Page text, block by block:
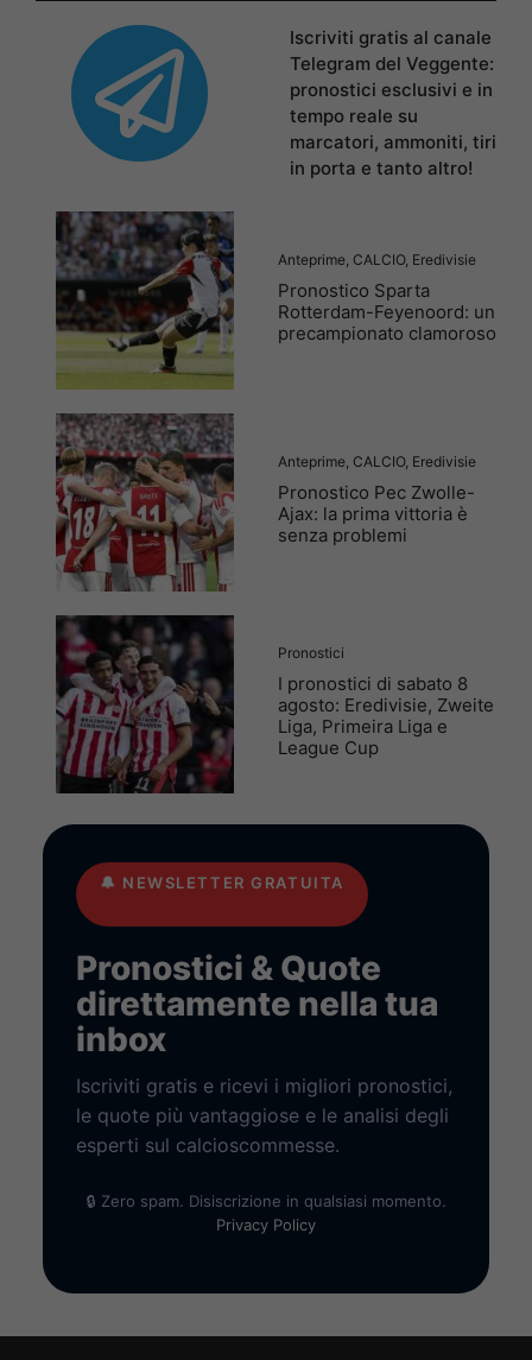
Iscriviti gratis al canale
Telegram del Veggente:
pronostici esclusivi e in
tempo reale su
marcatori, ammoniti, tiri
in porta e tanto altro!
Anteprime, CALCIO, Eredivisie
Pronostico Sparta
Rotterdam-Feyenoord: un
precampionato clamoroso
Anteprime, CALCIO, Eredivisie
Pronostico Pec Zwolle-
Ajax: la prima vittoria è
senza problemi
Pronostici
I pronostici di sabato 8
agosto: Eredivisie, Zweite
Liga, Primeira Liga e
League Cup
🔔 NEWSLETTER GRATUITA
Pronostici & Quote
direttamente nella tua
inbox
Iscriviti gratis e ricevi i migliori pronostici,
le quote più vantaggiose e le analisi degli
esperti sul calcioscommesse.
🔒 Zero spam. Disiscrizione in qualsiasi momento.
Privacy Policy